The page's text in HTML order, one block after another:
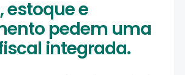
estoque e
pedem uma
integrada.